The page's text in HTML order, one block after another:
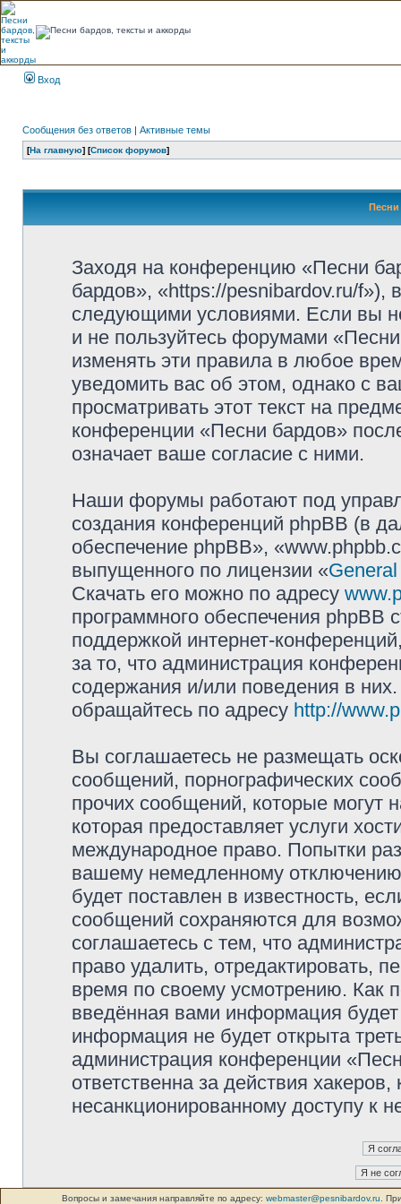
Вход
Сообщения без ответов | Активные темы
[На главную] [Список форумов]
Песни
Заходя на конференцию «Песни
бардов», «https://pesnibardov.ru/f»),
следующими условиями. Если вы
и не пользуйтесь форумами
изменять эти правила в любое
уведомить вас об этом, однако с
просматривать этот текст на
конференции «Песни бардов»
означает ваше согласие с ними.
Наши форумы работают под
создания конференций phpBB (в
обеспечение phpBB»,
выпущенного по лицензии «
Скачать его можно по адресу
программного обеспечения phpBB
поддержкой интернет-
за то, что администрация
содержания и/или поведения в
обращайтесь по адресу http://
Вы соглашаетесь не размещать
сообщений, порнографических
прочих сообщений, которые могут
которая предоставляет услуги
международное право. Попытки
вашему немедленному
будет поставлен в известность,
сообщений сохраняются для
соглашаетесь с тем, что
право удалить, отредактировать,
время по своему усмотрению. Как
введённая вами информация
информация не будет открыта
администрация конференции
ответственна за действия
несанкционированному доступу к
Вопросы и замечания направляйте по адресу: webmaster@pesnibardov.ru .